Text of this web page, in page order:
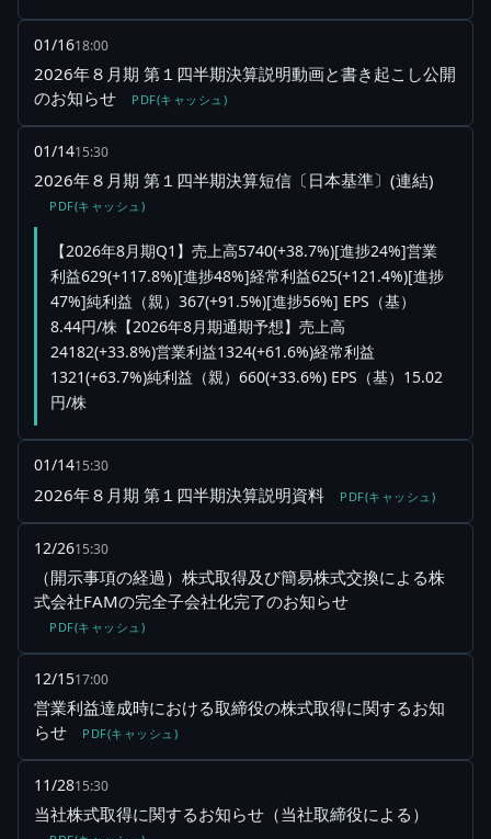
01/1618:00
2026年８月期 第１四半期決算説明動画と書き起こし公開
のお知らせ
PDF(キャッシュ)
01/1415:30
2026年８月期 第１四半期決算短信〔日本基準〕(連結)
PDF(キャッシュ)
【2026年8月期Q1】売上高5740(+38.7%)[進捗24%]営業
利益629(+117.8%)[進捗48%]経常利益625(+121.4%)[進捗
47%]純利益（親）367(+91.5%)[進捗56%] EPS（基）
8.44円/株【2026年8月期通期予想】売上高
24182(+33.8%)営業利益1324(+61.6%)経常利益
1321(+63.7%)純利益（親）660(+33.6%) EPS（基）15.02
円/株
01/1415:30
2026年８月期 第１四半期決算説明資料 PDF(キャッシュ)
12/2615:30
（開示事項の経過）株式取得及び簡易株式交換による株
式会社FAMの完全子会社化完了のお知らせ
PDF(キャッシュ)
12/1517:00
営業利益達成時における取締役の株式取得に関するお知
らせ
PDF(キャッシュ)
11/2815:30
当社株式取得に関するお知らせ（当社取締役による）